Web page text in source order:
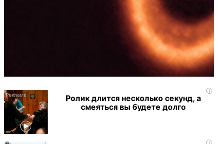
i
Ролик длится несколько секунд, а
смеяться вы будете долго
i